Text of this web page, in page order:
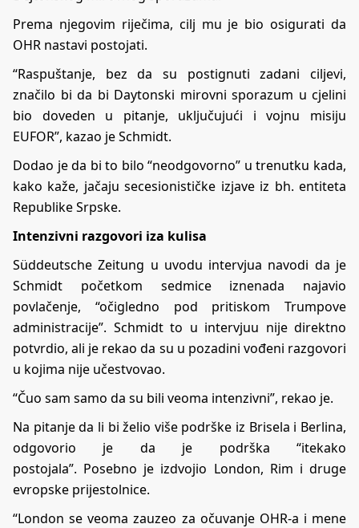
Prema njegovim riječima, cilj mu je bio osigurati da
OHR nastavi postojati.
“Raspuštanje, bez da su postignuti zadani ciljevi,
značilo bi da bi Daytonski mirovni sporazum u cjelini
bio doveden u pitanje, uključujući i vojnu misiju
EUFOR”, kazao je Schmidt.
Dodao je da bi to bilo “neodgovorno” u trenutku kada,
kako kaže, jačaju secesionističke izjave iz bh. entiteta
Republike Srpske.
Intenzivni razgovori iza kulisa
Süddeutsche Zeitung u uvodu intervjua navodi da je
Schmidt početkom sedmice iznenada najavio
povlačenje, “očigledno pod pritiskom Trumpove
administracije”. Schmidt to u intervjuu nije direktno
potvrdio, ali je rekao da su u pozadini vođeni razgovori
u kojima nije učestvovao.
“Čuo sam samo da su bili veoma intenzivni”, rekao je.
Na pitanje da li bi želio više podrške iz Brisela i Berlina,
odgovorio je da je podrška “itekako
postojala”. Posebno je izdvojio London, Rim i druge
evropske prijestolnice.
“London se veoma zauzeo za očuvanje OHR-a i mene